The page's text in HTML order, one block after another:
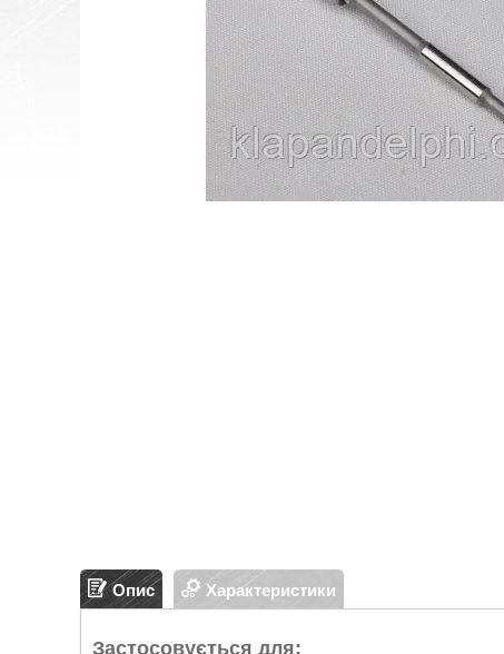
Опис Характеристики
Застосовується для: